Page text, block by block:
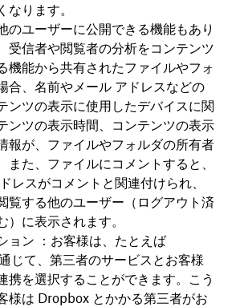
なります。
のユーザーに公開できる機能もあり
受信者や閲覧者の分析をコンテンツ
機能から共有されたファイルやフォ
合、名前やメール アドレスなどの
ンツの表示に使用したデバイスに関
ンツの表示時間、コンテンツの表示
報が、ファイルやフォルダの所有者
また、ファイルにコメントすると、
レスがコメントと関連付けられ、
覧する他のユーザー（ログアウト済
）に表示されます。
ョン ：お客様は、たとえば
じて、第三者のサービスとお客様
携を選択することができます。こう
様は Dropbox とかかる第三者がお